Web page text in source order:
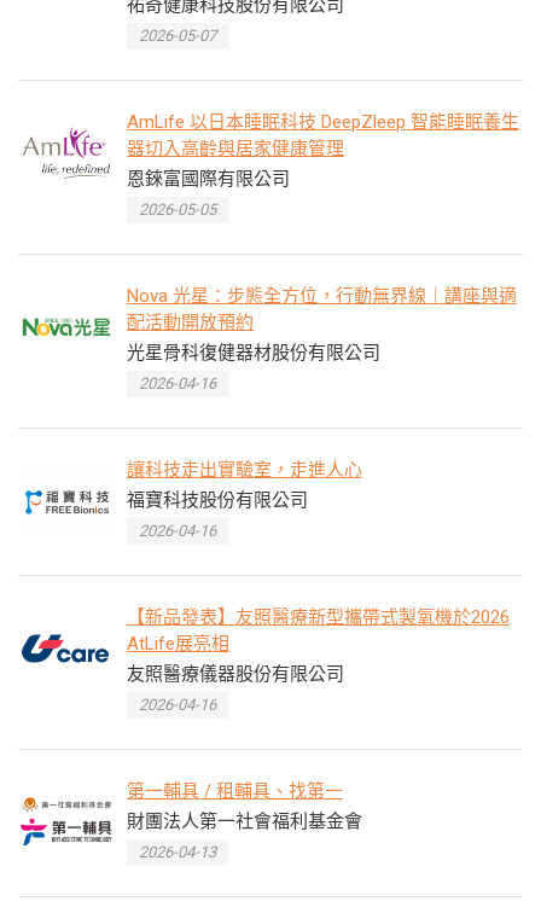
祐奇健康科技股份有限公司
2026-05-07
AmLife 以日本睡眠科技 DeepZleep 智能睡眠養生
器切入高齡與居家健康管理
恩錸富國際有限公司
2026-05-05
Nova 光星：步態全方位，行動無界線｜講座與適
配活動開放預約
光星骨科復健器材股份有限公司
2026-04-16
讓科技走出實驗室，走進人心
福寶科技股份有限公司
2026-04-16
【新品發表】友照醫療新型攜帶式製氧機於2026
AtLife展亮相
友照醫療儀器股份有限公司
2026-04-16
第一輔具 / 租輔具、找第一
財團法人第一社會福利基金會
2026-04-13